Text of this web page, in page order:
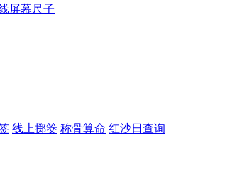
屏幕尺子
线上掷筊 称骨算命 红沙日查询